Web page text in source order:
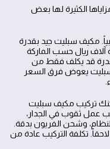
الكثيرة لها بعض
مكيف سبليت جيد بقدرة
ريال حسب الماركة
قد يكلف فقط من
يعوض فرق السعر
تركيب مكيف سبليت
عمل ثقوب في الجدار،
وشحن الفريون بدقة.
تكلفة التركيب عادة من